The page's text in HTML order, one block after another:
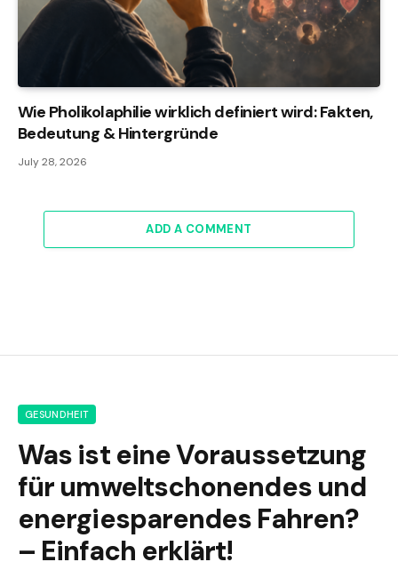
Wie Pholikolaphilie wirklich definiert wird: Fakten,
Bedeutung & Hintergründe
July 28, 2026
ADD A COMMENT
GESUNDHEIT
Was ist eine Voraussetzung
für umweltschonendes und
energiesparendes Fahren?
– Einfach erklärt!